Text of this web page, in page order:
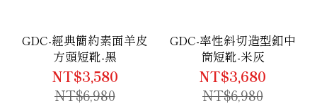
GDC-經典簡約素面羊皮
方頭短靴-黑
NT$3,580
NT$6,980
GDC-率性斜切造型釦中
筒短靴-米灰
NT$3,680
NT$6,980